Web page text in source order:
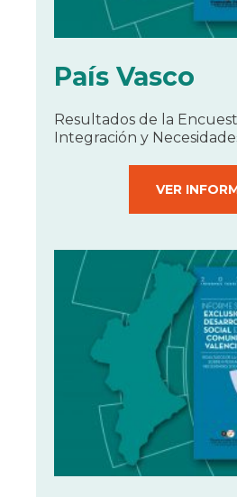
País Vasco
Resultados de la
Integración y
VER